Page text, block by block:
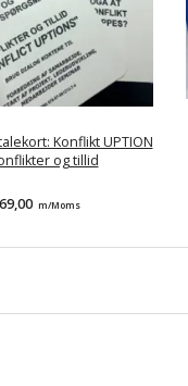
Konflikt UPTION
og tillid
m/Moms